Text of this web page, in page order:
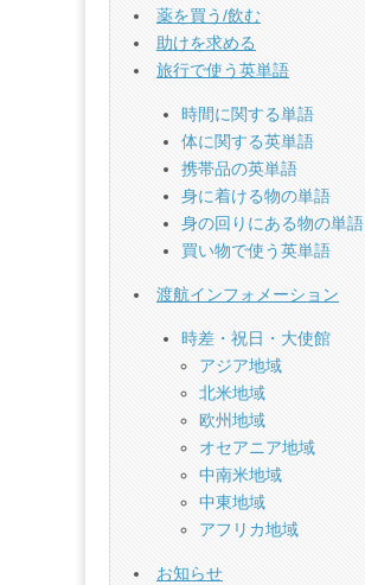
薬を買う/飲む
助けを求める
旅行で使う英単語
時間に関する単語
体に関する英単語
携帯品の英単語
身に着ける物の単語
身の回りにある物の単語
買い物で使う英単語
渡航インフォメーション
時差・祝日・大使館
アジア地域
北米地域
欧州地域
オセアニア地域
中南米地域
中東地域
アフリカ地域
お知らせ